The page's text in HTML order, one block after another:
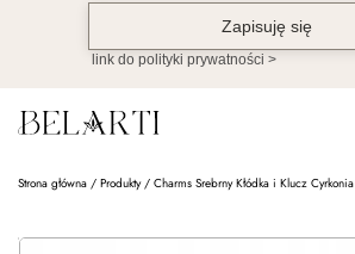
Strona główna / Produkty/ Charms Srebrny Kłódka i Klucz Cyrkonia